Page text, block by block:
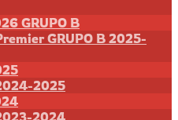
GRUPO B
GRUPO B 2025-
2025
2024